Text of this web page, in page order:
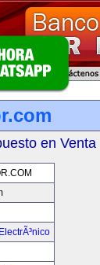
en Venta